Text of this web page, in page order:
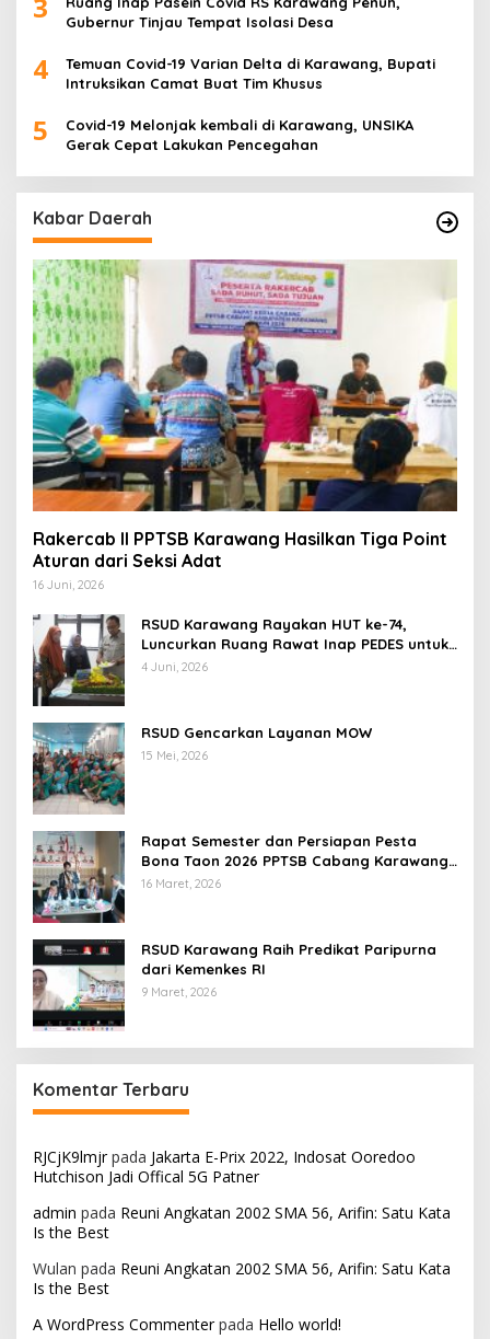
Gubernur Tinjau Tempat Isolasi Desa
4
Temuan Covid-19 Varian Delta di Karawang, Bupati
Intruksikan Camat Buat Tim Khusus
5
Covid-19 Melonjak kembali di Karawang, UNSIKA
Gerak Cepat Lakukan Pencegahan
Kabar Daerah
Rakercab II PPTSB Karawang Hasilkan Tiga Point
Aturan dari Seksi Adat
16 Juni, 2026
RSUD Karawang Rayakan HUT ke-74,
Luncurkan Ruang Rawat Inap PEDES untuk
Tingkatkan Pelayanan Kesehatan
4 Juni, 2026
RSUD Gencarkan Layanan MOW
15 Mei, 2026
Rapat Semester dan Persiapan Pesta
Bona Taon 2026 PPTSB Cabang Karawang
Digelar
16 Maret, 2026
RSUD Karawang Raih Predikat Paripurna
dari Kemenkes RI
9 Maret, 2026
Komentar Terbaru
RJCjK9lmjrpada Jakarta E-Prix 2022, Indosat Ooredoo
Hutchison Jadi Offical 5G Patner
admin pada Reuni Angkatan 2002 SMA 56, Arifin: Satu Kata
Is the Best
Wulan pada Reuni Angkatan 2002 SMA 56, Arifin: Satu Kata
Is the Best
A WordPress Commenterpada Hello world!